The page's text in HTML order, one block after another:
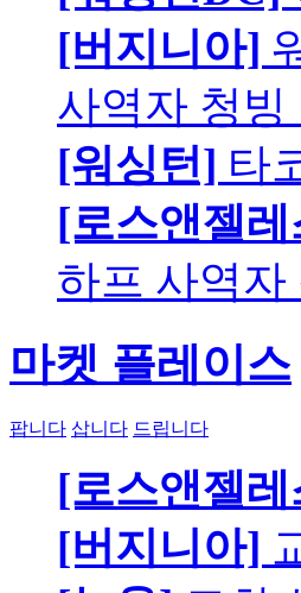
[버지니아]
사역자 청
[워싱턴] 타
[로스앤젤레
하프 사역
마켓 플레이스
팝니다 삽니다 드립니다
[로스앤젤레
[버지니아]